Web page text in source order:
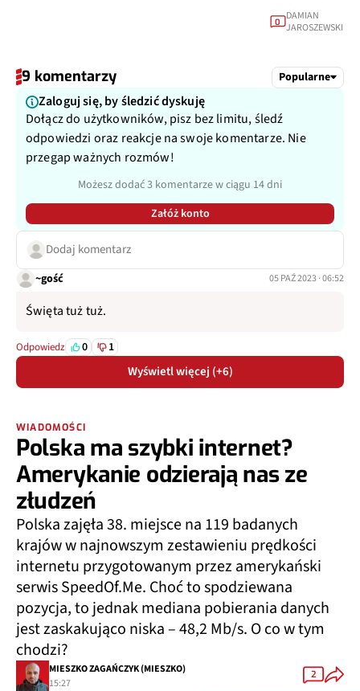
0
DAMIAN
JAROSZEWSKI
9 komentarzy Popularne
Zaloguj się, by śledzić dyskuję
Dołącz do użytkowników, pisz bez limitu, śledź
odpowiedzi oraz reakcje na swoje komentarze. Nie
przegap ważnych rozmów!
Możesz dodać 3 komentarze w ciągu 14 dni
Załóż konto
Dodaj komentarz
~gość 05 PAŹ 2023 · 06:52
Święta tuż tuż.
Odpowiedz 0 1
Wyświetl więcej (+6)
WIADOMOŚCI
Polska ma szybki internet?
Amerykanie odzierają nas ze
złudzeń
Polska zajęła 38. miejsce na 119 badanych
krajów w najnowszym zestawieniu prędkości
internetu przygotowanym przez amerykański
serwis SpeedOf.Me. Choć to spodziewana
pozycja, to jednak mediana pobierania danych
jest zaskakująco niska – 48,2 Mb/s. O co w tym
chodzi?
MIESZKO ZAGAŃCZYK (MIESZKO)
15:27
2